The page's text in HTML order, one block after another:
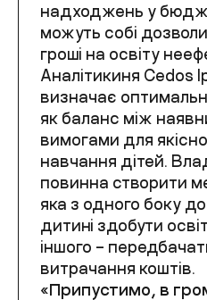
надходжень у
можуть собі
гроші на освіту
Аналітикиня Cedos
визначає
як баланс між
вимогами для
навчання дітей.
повинна створити
яка з одного боку
дитині здобути
іншого –
витрачання коштів.
«Припустимо, в